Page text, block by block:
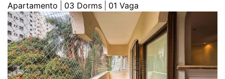
Apartamento
03 Dorms 01 Vaga